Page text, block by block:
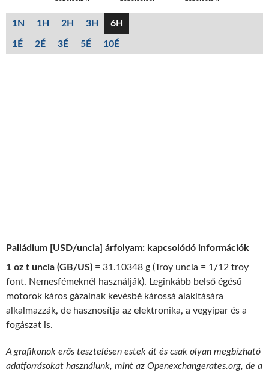
1N 1H 2H 3H 6H
1É 2É 3É 5É 10É
Palládium [USD/uncia] árfolyam: kapcsolódó információk
1 oz t uncia (GB/US) = 31.10348 g (Troy uncia = 1/12 troy
font. Nemesfémeknél használják). Leginkább belső égésű
motorok káros gázainak kevésbé károssá alakítására
alkalmazzák, de hasznosítja az elektronika, a vegyipar és a
fogászat is.
A grafikonok erős tesztelésen estek át és csak olyan megbízható
adatforrásokat használunk, mint az Openexchangerates.org, de a